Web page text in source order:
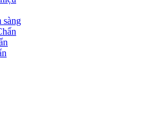
sàng